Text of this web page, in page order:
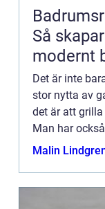
Så
modernt
Det är inte
stor nytta av
det är att
Man har
altanen med
Malin